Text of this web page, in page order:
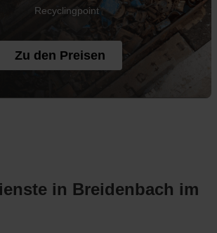
Recyclingpoint
Zu den Preisen
in Breidenbach im